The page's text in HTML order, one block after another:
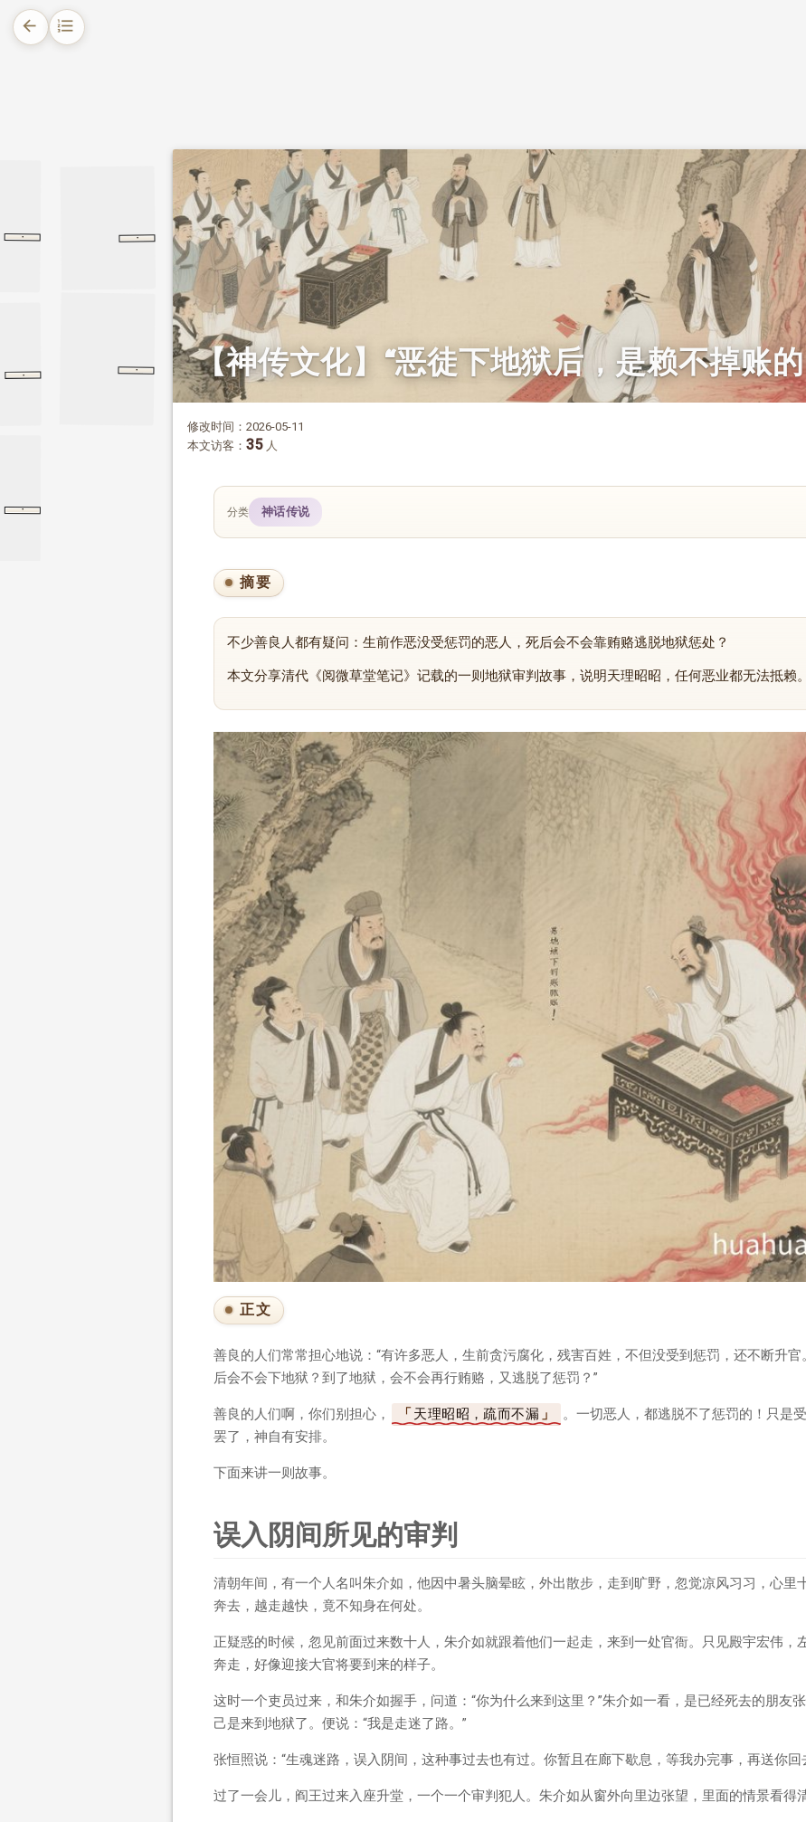
arrow_back format_list_numbered
误入阴间所见的审判
故事留给后人的深思
七十三章
·
第七十三章
学
·
惠王上
·
梁惠王上
文辞
·
地狱部
经律异相
· 【神传文化】“恶徒下地狱后，是赖不掉账
修改时间：2026-05-11
本文访客： 35 人
分类 神话传说
摘要
不少善良人都有疑问：生前作恶没受惩罚的恶人，死后会不会靠贿赂逃脱地狱惩处？
本文分享清代《阅微草堂笔记》记载的一则地狱审判故事，说明天理昭昭，任何恶业都无法抵赖。
正文
善良的人们常常担心地说：“有许多恶人，生前贪污腐化，残害百姓，不但没受到惩罚，还不断升
后会不会下地狱？到了地狱，会不会再行贿赂，又逃脱了惩罚？”
善良的人们啊，你们别担心， 天理昭昭，疏而不漏
。一切恶人，都逃脱不了惩罚的！只是
罢了，神自有安排。
下面来讲一则故事。
误入阴间所见的审判
清朝年间，有一个人名叫朱介如，他因中暑头脑晕眩，外出散步，走到旷野，忽觉凉风习习，心里
奔去，越走越快，竟不知身在何处。
正疑惑的时候，忽见前面过来数十人，朱介如就跟着他们一起走，来到一处官衙。只见殿宇宏伟，
奔走，好像迎接大官将要到来的样子。
这时一个吏员过来，和朱介如握手，问道：“你为什么来到这里？”朱介如一看，是已经死去的朋友
己是来到地狱了。便说：“我是走迷了路。”
张恒照说：“生魂迷路，误入阴间，这种事过去也有过。你暂且在廊下歇息，等我办完事，再送你回
过了一会儿，阎王过来入座升堂，一个一个审判犯人。朱介如从窗外向里边张望，里面的情景看得